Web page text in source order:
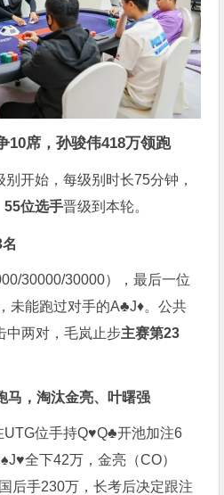
10席，孙骏伟418万领跑
开始，每级别时长75分钟，
55位选手晋级到本轮。
30000/30000），最后一位
未能跑过对手的A♣️J♦️。公共
中两对，毛岚止步主赛第23
马，淘汰金亮、叶曙强
UTG位手持Q♥️Q♣️开池加注6
全下42万，金亮（CO）
后手230万，长考后决定跟注